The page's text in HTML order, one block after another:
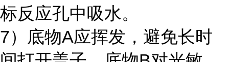
标反应孔中吸水。
7）底物A应挥发，避免长时